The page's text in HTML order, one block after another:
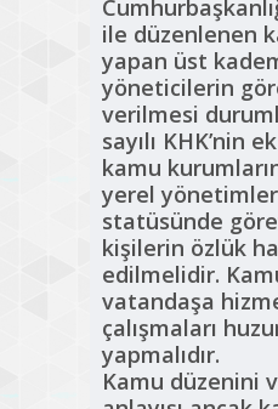
ile düzenlenen
yapan üst
yöneticilerin
verilmesi
sayılı KHK’nin
kamu
yerel
statüsünde
kişilerin özlük
edilmelidir.
vatandaşa
çalışmaları
yapmalıdır.
Kamu düzenini